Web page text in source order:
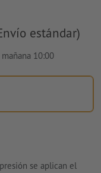
estándar)
10:00
se aplican el